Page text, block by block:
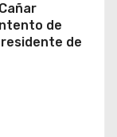
de
de